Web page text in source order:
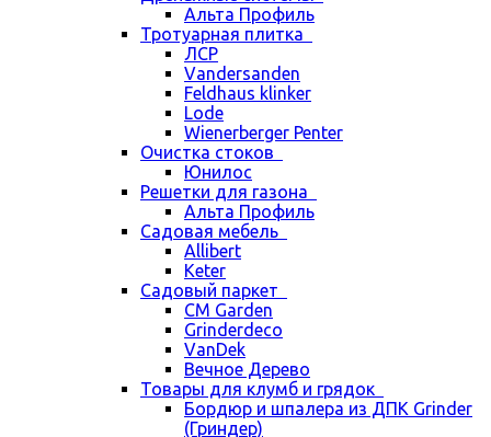
Альта Профиль
Тротуарная плитка
ЛСР
Vandersanden
Feldhaus klinker
Lode
Wienerberger Penter
Очистка стоков
Юнилос
Решетки для газона
Альта Профиль
Садовая мебель
Allibert
Keter
Садовый паркет
CM Garden
Grinderdeco
VanDek
Вечное Дерево
Товары для клумб и грядок
Бордюр и шпалера из ДПК Grinder
(Гриндер)